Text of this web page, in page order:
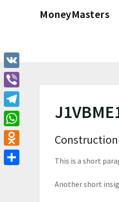
MoneyMasters
This is a short
Another short
VK
Viber
Telegram
WhatsApp
Odnoklassniki